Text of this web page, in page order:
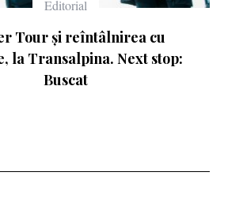
Echipament
Ce înseamnă numerele de pe